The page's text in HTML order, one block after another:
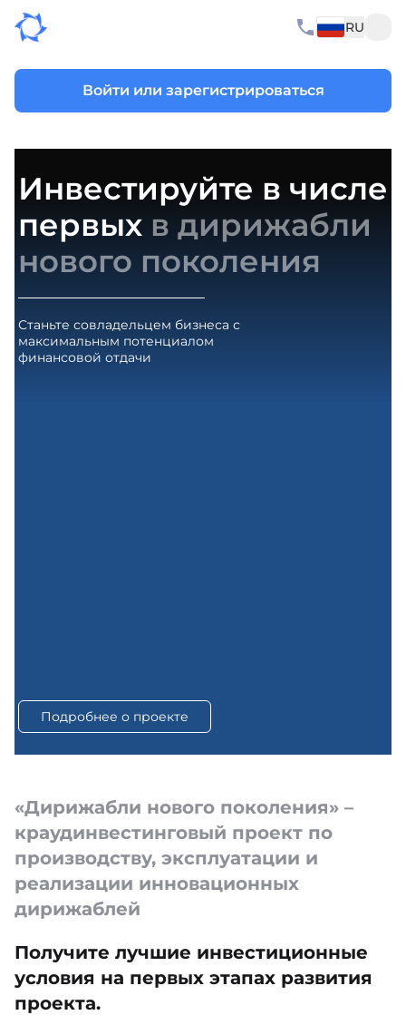
RU
Войти или зарегистрироваться
Инвестируйте в числе
первых в дирижабли
нового поколения
Станьте совладельцем бизнеса с
максимальным потенциалом
финансовой отдачи
Подробнее о проекте
«Дирижабли нового поколения» –
краудинвестинговый проект по
производству, эксплуатации и
реализации инновационных
дирижаблей
Получите лучшие инвестиционные
условия на первых этапах развития
проекта.